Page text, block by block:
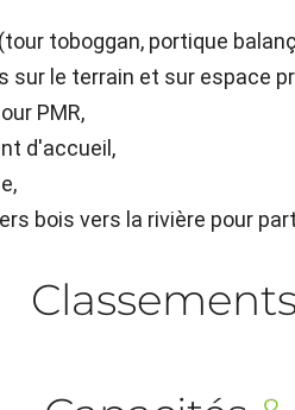
toboggan, portique
sur le terrain et sur espace
PMR,
d'accueil,
bois vers la rivière pour
Classements